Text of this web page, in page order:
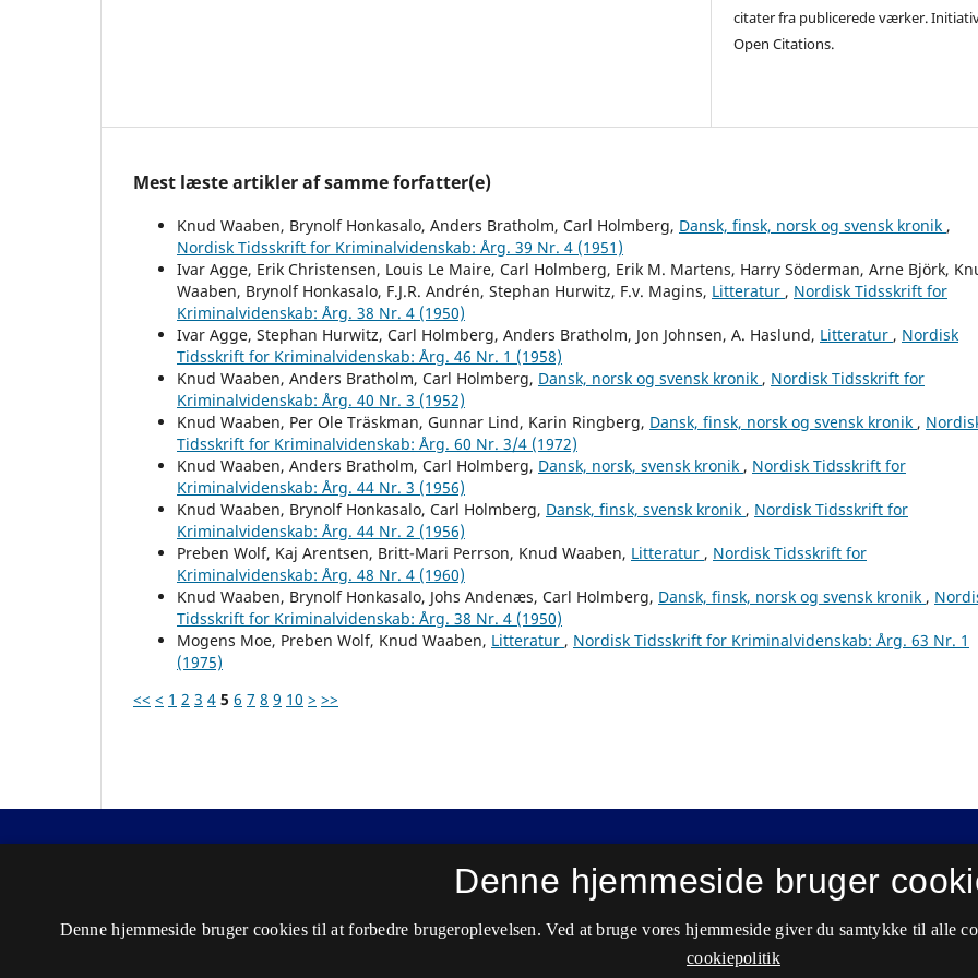
citater fra publicerede værker.
Open Citations.
Mest læste artikler af samme forfatter(e)
Knud Waaben, Brynolf Honkasalo, Anders Bratholm, Carl Holmberg, Dansk, finsk, norsk og svensk kronik ,
Nordisk Tidsskrift for Kriminalvidenskab: Årg. 39 Nr. 4 (1951)
Ivar Agge, Erik Christensen, Louis Le Maire, Carl Holmberg, Erik M. Martens, Harry Söderman, Arne Björk,
Waaben, Brynolf Honkasalo, F.J.R. Andrén, Stephan Hurwitz, F.v. Magins, Litteratur , Nordisk Tidsskrift for
Kriminalvidenskab: Årg. 38 Nr. 4 (1950)
Ivar Agge, Stephan Hurwitz, Carl Holmberg, Anders Bratholm, Jon Johnsen, A. Haslund, Litteratur , Nordisk
Tidsskrift for Kriminalvidenskab: Årg. 46 Nr. 1 (1958)
Knud Waaben, Anders Bratholm, Carl Holmberg, Dansk, norsk og svensk kronik , Nordisk Tidsskrift for
Kriminalvidenskab: Årg. 40 Nr. 3 (1952)
Knud Waaben, Per Ole Träskman, Gunnar Lind, Karin Ringberg, Dansk, finsk, norsk og svensk kronik ,
Tidsskrift for Kriminalvidenskab: Årg. 60 Nr. 3/4 (1972)
Knud Waaben, Anders Bratholm, Carl Holmberg, Dansk, norsk, svensk kronik , Nordisk Tidsskrift for
Kriminalvidenskab: Årg. 44 Nr. 3 (1956)
Knud Waaben, Brynolf Honkasalo, Carl Holmberg, Dansk, finsk, svensk kronik , Nordisk Tidsskrift for
Kriminalvidenskab: Årg. 44 Nr. 2 (1956)
Preben Wolf, Kaj Arentsen, Britt-Mari Perrson, Knud Waaben, Litteratur , Nordisk Tidsskrift for
Kriminalvidenskab: Årg. 48 Nr. 4 (1960)
Knud Waaben, Brynolf Honkasalo, Johs Andenæs, Carl Holmberg, Dansk, finsk, norsk og svensk kronik ,
Tidsskrift for Kriminalvidenskab: Årg. 38 Nr. 4 (1950)
Mogens Moe, Preben Wolf, Knud Waaben, Litteratur , Nordisk Tidsskrift for Kriminalvidenskab: Årg. 63 Nr. 1
(1975)
<< < 1 2 3 4 5 6 7 8 9 10 > >>
Nordisk Tidsskrift for Kriminalvidenskab
ISSN 2446-3051 (Online)
Denne hjemmeside bruger
Denne hjemmeside bruger cookies til at forbedre brugeroplevelsen. Ved at bruge vores hjemmeside giver du samtykke til alle
cookiepolitik